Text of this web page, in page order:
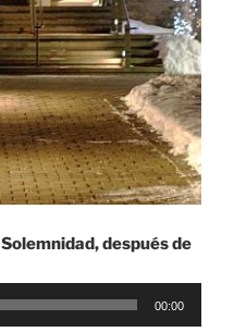
Solemnidad, después de
00:00